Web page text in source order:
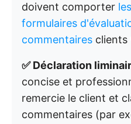
doivent comporter
formulaires
commentaires clients
✅ Déclaration
concise et
remercie le client et
commentaires (par